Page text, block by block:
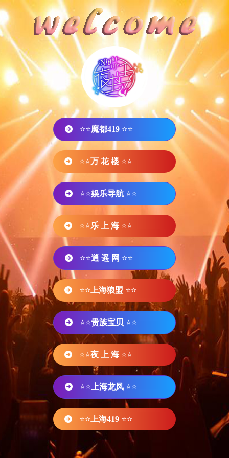
⭐⭐魔都419 ⭐⭐
⭐⭐万 花 楼 ⭐⭐
⭐⭐娱乐导航 ⭐⭐
⭐⭐乐 上 海 ⭐⭐
⭐⭐逍 遥 网 ⭐⭐
⭐⭐ 上海狼盟 ⭐⭐
⭐⭐贵族宝贝 ⭐⭐
⭐⭐夜 上 海 ⭐⭐
⭐⭐ 上海龙凤 ⭐⭐
⭐⭐ 上海419 ⭐⭐